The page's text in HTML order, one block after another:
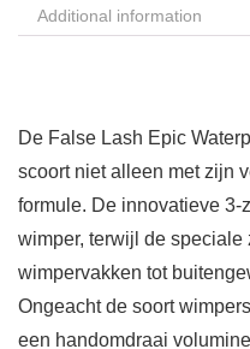
Additional information
De False Lash Epic
scoort niet alleen met zijn
formule. De innovatieve
wimper, terwijl de speciale
wimpervakken tot
Ongeacht de soort
een handomdraai